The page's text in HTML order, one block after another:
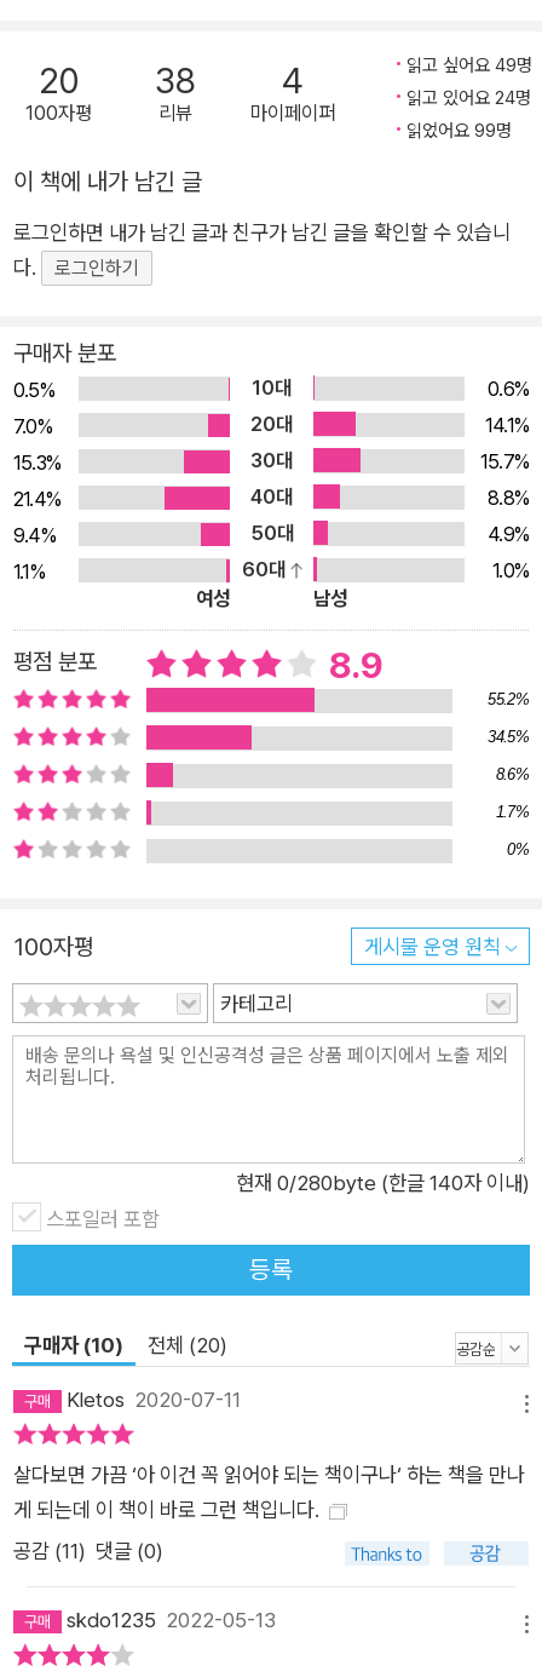
레스(Stress in America)’라는 이름으로 발표되었고 자주 휴대
전화를 본 사람들이 더 많은 스트레스를 받는다는 사실을 보여주
대학생 그룹을 둘로 나누어, 한 그룹은 고강도 운동(20분 동안 달
리기)을 시키고, 다른 그룹은 저강도 운동(20분 동안 산책)을 시
켰다. 2주 동안 일주일에 세 번, 총 6회의 운동 이후 이들의 불안
민감도는 어떻게 달라졌을까? 결과는 놀라웠다. 두 그룹 모두 불
수준이 훨씬 더 낮아졌다. _본문 235쪽 중에서 21세기 시간 도
둑, 스마트폰은 우리 뇌를 어떻게 바꾸었나? 리처드 도킨스, 스티
븐 핑커와 어깨를 나란히 하는 세계적 작가, 안데르스 한센의 디
지털 뇌 분석서 하루 평균 2600번의 터치, 스크린 타임은 3시간
이상. 아침에 눈뜰 때부터 밤에 잠들기 전까지 옆에 없으면 패닉
상태에 빠질 정도로 우리의 일거수일투족을 함께하는 물건. 다름
아닌 스마트폰이다. 쇼핑, 음식 주문, 뱅킹, 주식, 교육, 문화생활,
SNS, 커뮤니티 등등 일상을 유지하는 거의 모든 것들을 간편하
게 손안에서 해결할 수 있게 해준 21세기 최고의 발명품. 불과 10
여 년의 역사를 갖고 있지만, 이제 이 물건은 우리 몸의 일부가 되
었다고 할 정도로 거의 모든 시간을 함께하고 있다. 20세기 최고
의 시간 도둑이 TV였다면, 21세기에는 스마트폰이 그 역할을 하
고 있는 것이다. 하지만 휴대가 가능하고 사용자가 자발적으로 사
용한다는 측면에서 스마트폰은 TV와는 비교도 할 수 없을 정도
로 그 중독성이 강하다. 그렇다면 이 새로운 발명품이 우리 몸에
적 작가이자 정신과 의사, 안데르스 한센은 바로 이 문제를 집중
적으로 파고들었다. 그는 어느 날, 좀처럼 책에 몰두하지 못하고,
자꾸만 별 이유 없이 스마트폰을 만지는 자기 자신의 모습을 ‘깨
닫고’ 충격을 받은 나머지 이 문제에 대해 뇌 과학적인 분석을 하
기 시작했고, 이 책, 『인스타 브레인(원제: SKÄRMHJÄRNAN;
‘도파민’이라는 호르몬의 영향인데 음식을 먹을 때나 섹스를 할
때 분비되는 이 호르몬이 스마트폰을 사용할 때, 즉 새로운 정보
를 입수했을 때도 분비되기 때문이라는 것이다. 인류 역사상 99.
9%에 해당하는 시간 동안 우리는 수렵 채집인으로 살았는데, 새
도 우리 뇌가 수렵 채집인 때의 기능과 활동을 하고 있다는 것이
다, 그 어떤 물건보다 더 애지중지하며 거의 24시간을 함께하는
스마트폰이 우리의 건강과 행복에는 구체적으로 어떤 영향을 미
치고 있을까? 간단하게 이야기하자면, 스마트폰은 우리가 과거
보다 덜 자게 만들고, 덜 움직이게 만들었으며, 직접 사람을 만나
교류하는 시간을 단축시켰다. 그런데 앞서 말했듯이 수렵 채집인
의 뇌를 갖고 있는 우리는 ‘충분히 자고 싶은 욕구, 몸을 움직이고
싶은 욕구, 사람들과 관계를 맺고 싶은 욕구’를 고스란히 갖고 있
기에 불면증과 우울증의 폭발적 증가, 청소년들의 집중력 감퇴와
20
100자평
38
리뷰
4
마이페이퍼
읽고 싶어요 49명
읽고 있어요 24명
읽었어요 99명
이 책에 내가 남긴 글
로그인하면 내가 남긴 글과 친구가 남긴 글을 확인할 수 있습니
다.
로그인하기
구매자 분포
0.5% 10대
0.6%
7.0%
20대
14.1%
15.3%
30대
15.7%
21.4%
40대
8.8%
9.4%
50대
4.9%
1.1%
60대
1.0%
여성
남성
평점 분포 8.9
55.2%
34.5%
8.6%
1.7%
0%
100자평 게시물 운영 원칙
카테고리
현재 0/280byte (한글 140자 이내)
스포일러 포함
등록
구매자 (10) 전체 (20)
Kletos 2020-07-11
살다보면 가끔 ‘아 이건 꼭 읽어야 되는 책이구나‘ 하는 책을 만나
게 되는데 이 책이 바로 그런 책입니다.
공감 (11) 댓글 (0)
skdo1235 2022-05-13